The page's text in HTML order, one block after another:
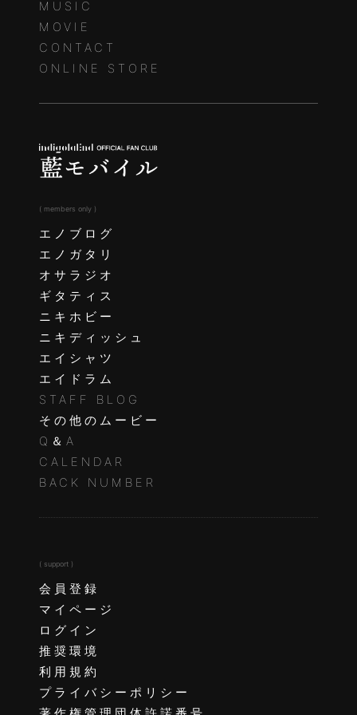
MUSIC
MOVIE
CONTACT
ONLINE STORE
( members only )
エノブログ
エノガタリ
オサラジオ
ギタティス
ニキホビー
ニキディッシュ
エイシャツ
エイドラム
STAFF BLOG
その他のムービー
Q＆A
CALENDAR
BACK NUMBER
( support )
会員登録
マイページ
ログイン
推奨環境
利用規約
プライバシーポリシー